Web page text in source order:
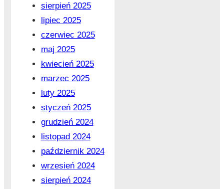
sierpień 2025
lipiec 2025
czerwiec 2025
maj 2025
kwiecień 2025
marzec 2025
luty 2025
styczeń 2025
grudzień 2024
listopad 2024
październik 2024
wrzesień 2024
sierpień 2024